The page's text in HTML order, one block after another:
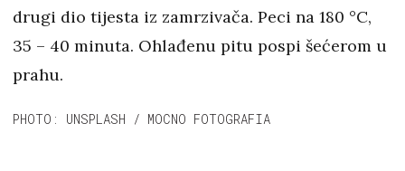
drugi dio tijesta iz zamrzivača. Peci na 180 °C,
35 – 40 minuta. Ohlađenu pitu pospi šećerom u
prahu.
PHOTO: UNSPLASH / MOCNO FOTOGRAFIA